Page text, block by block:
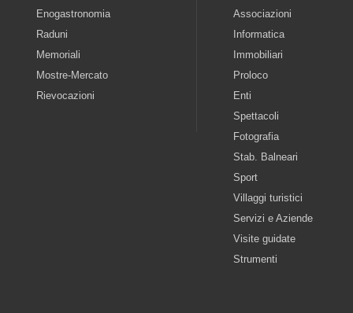
Enogastronomia
Raduni
Memoriali
Mostre-Mercato
Rievocazioni
Associazioni
Informatica
Immobiliari
Proloco
Enti
Spettacoli
Fotografia
Stab. Balneari
Sport
Villaggi turistici
Servizi e Aziende
Visite guidate
Strumenti